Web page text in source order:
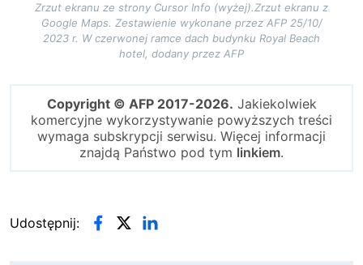
Zrzut ekranu ze strony Cursor Info (wyżej).Zrzut ekranu z
Google Maps. Zestawienie wykonane przez AFP 25/10/
2023 r. W czerwonej ramce dach budynku Royal Beach
hotel, dodany przez AFP
Copyright © AFP 2017-2026. Jakiekolwiek
komercyjne wykorzystywanie powyższych treści
wymaga subskrypcji serwisu. Więcej informacji
znajdą Państwo pod tym linkiem.
Udostępnij: